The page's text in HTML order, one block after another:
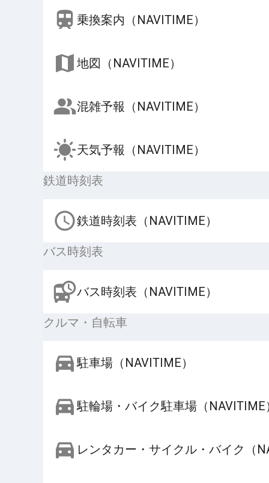
乗換案内（NAVITIME）
地図（NAVITIME）
混雑予報（NAVITIME）
天気予報（NAVITIME）
鉄道時刻表
鉄道時刻表（NAVITIME）
バス時刻表
バス時刻表（NAVITIME）
クルマ・自転車
駐車場（NAVITIME）
駐輪場・バイク駐車場（NAVITIME
レンタカー・サイクル・バイク（